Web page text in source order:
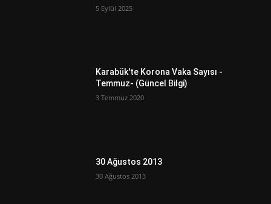
5 Eylül 2025
Karabük'te Korona Vaka Sayısı -
Temmuz- (Güncel Bilgi)
3 Temmuz 2020
30 Ağustos 2013
30 Ağustos 2013